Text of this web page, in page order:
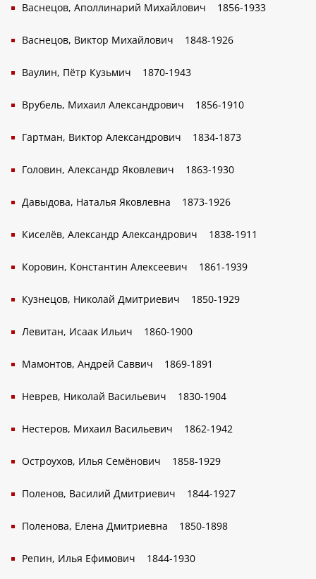
Васнецов, Аполлинарий Михайлович 1856-1933
Васнецов, Виктор Михайлович 1848-1926
Ваулин, Пётр Кузьмич 1870-1943
Врубель, Михаил Александрович 1856-1910
Гартман, Виктор Александрович 1834-1873
Головин, Александр Яковлевич 1863-1930
Давыдова, Наталья Яковлевна 1873-1926
Киселёв, Александр Александрович 1838-1911
Коровин, Константин Алексеевич 1861-1939
Кузнецов, Николай Дмитриевич 1850-1929
Левитан, Исаак Ильич 1860-1900
Мамонтов, Андрей Саввич 1869-1891
Неврев, Николай Васильевич 1830-1904
Нестеров, Михаил Васильевич 1862-1942
Остроухов, Илья Семёнович 1858-1929
Поленов, Василий Дмитриевич 1844-1927
Поленова, Елена Дмитриевна 1850-1898
Репин, Илья Ефимович 1844-1930